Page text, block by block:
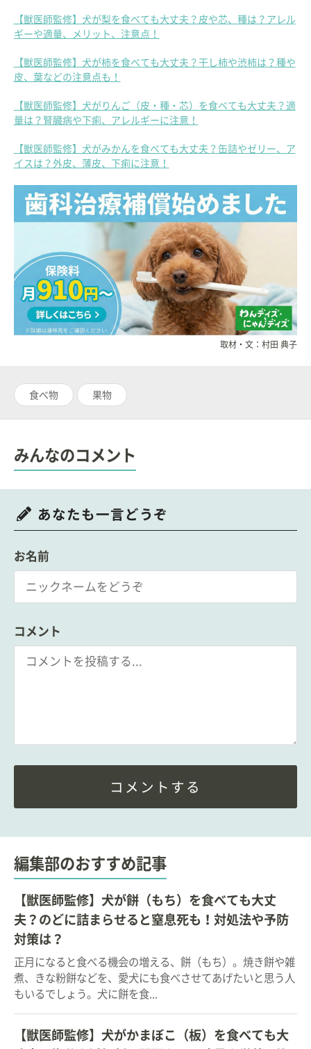
【獣医師監修】犬が梨を食べても大丈夫？皮や芯、種は？アレル
ギーや適量、メリット、注意点！
【獣医師監修】犬が柿を食べても大丈夫？干し柿や渋柿は？種や
皮、葉などの注意点も！
【獣医師監修】犬がりんご（皮・種・芯）を食べても大丈夫？適
量は？腎臓病や下痢、アレルギーに注意！
【獣医師監修】犬がみかんを食べても大丈夫？缶詰やゼリー、ア
イスは？外皮、薄皮、下痢に注意！
取材・文：村田 典子
食べ物 果物
みんなのコメント
あなたも一言どうぞ
お名前
コメント
コメントする
編集部のおすすめ記事
【獣医師監修】犬が餅（もち）を食べても大丈
夫？のどに詰まらせると窒息死も！対処法や予防
対策は？
正月になると食べる機会の増える、餅（もち）。焼き餅や雑
煮、きな粉餅などを、愛犬にも食べさせてあげたいと思う人
もいるでしょう。犬に餅を食...
【獣医師監修】犬がかまぼこ（板）を食べても大